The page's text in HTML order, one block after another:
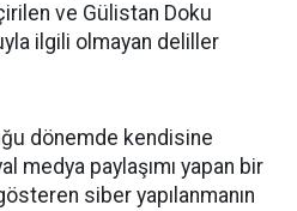
ve Gülistan Doku
ilgili olmayan deliller
dönemde kendisine
medya paylaşımı yapan bir
siber yapılanmanın